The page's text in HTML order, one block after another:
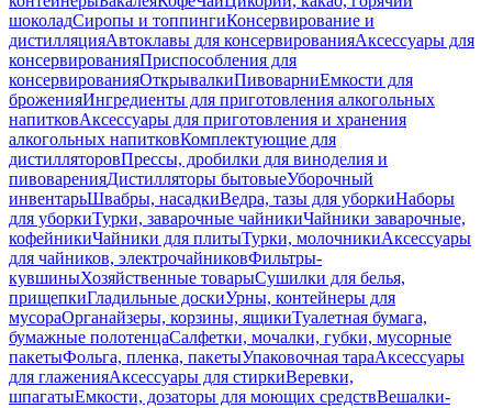
шоколадСиропы и топпингиКонсервирование и
дистилляцияАвтоклавы для консервированияАксессуары для
консервированияПриспособления для
консервированияОткрывалкиПивоварниЕмкости для
броженияИнгредиенты для приготовления алкогольных
напитковАксессуары для приготовления и хранения
алкогольных напитковКомплектующие для
дистилляторовПрессы, дробилки для виноделия и
пивоваренияДистилляторы бытовыеУборочный
инвентарьШвабры, насадкиВедра, тазы для уборкиНаборы
для уборкиТурки, заварочные чайникиЧайники заварочные,
кофейникиЧайники для плитыТурки, молочникиАксессуары
для чайников, электрочайниковФильтры-
кувшиныХозяйственные товарыСушилки для белья,
прищепкиГладильные доскиУрны, контейнеры для
мусораОрганайзеры, корзины, ящикиТуалетная бумага,
бумажные полотенцаСалфетки, мочалки, губки, мусорные
пакетыФольга, пленка, пакетыУпаковочная тараАксессуары
для глаженияАксессуары для стиркиВеревки,
шпагатыЕмкости, дозаторы для моющих средствВешалки-